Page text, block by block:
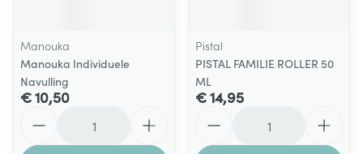
Manouka
Manouka Individuele
Navulling
€ 10,50
Pistal
PISTAL FAMILIE ROLLER 50
ML
€ 14,95